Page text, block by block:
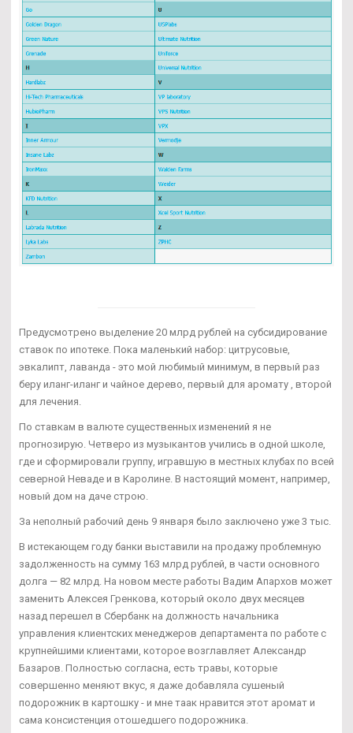
Предусмотрено выделение 20 млрд рублей на субсидирование
ставок по ипотеке. Пока маленький набор: цитрусовые,
эвкалипт, лаванда - это мой любимый минимум, в первый раз
беру иланг-иланг и чайное дерево, первый для аромату , второй
для лечения.
По ставкам в валюте существенных изменений я не
прогнозирую. Четверо из музыкантов учились в одной школе,
где и сформировали группу, игравшую в местных клубах по всей
северной Неваде и в Каролине. В настоящий момент, например,
новый дом на даче строю.
За неполный рабочий день 9 января было заключено уже 3 тыс.
В истекающем году банки выставили на продажу проблемную
задолженность на сумму 163 млрд рублей, в части основного
долга — 82 млрд. На новом месте работы Вадим Апархов может
заменить Алексея Гренкова, который около двух месяцев
назад перешел в Сбербанк на должность начальника
управления клиентских менеджеров департамента по работе с
крупнейшими клиентами, которое возглавляет Александр
Базаров. Полностью согласна, есть травы, которые
совершенно меняют вкус, я даже добавляла сушеный
подорожник в картошку - и мне таак нравится этот аромат и
сама консистенция отошедшего подорожника.